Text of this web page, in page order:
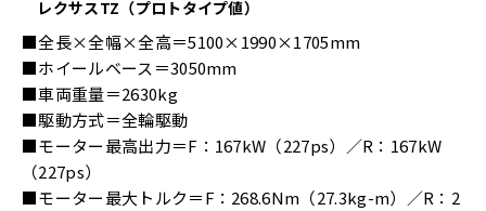
レクサスTZ（プロトタイプ値）
■全長×全幅×全高＝5100×1990×1705mm
■ホイールベース＝3050mm
■車両重量＝2630kg
■駆動方式＝全輪駆動
■モーター最高出力＝F：167kW（227ps）／R：167kW
（227ps）
■モーター最大トルク＝F：268.6Nm（27.3kg-m）／R：2